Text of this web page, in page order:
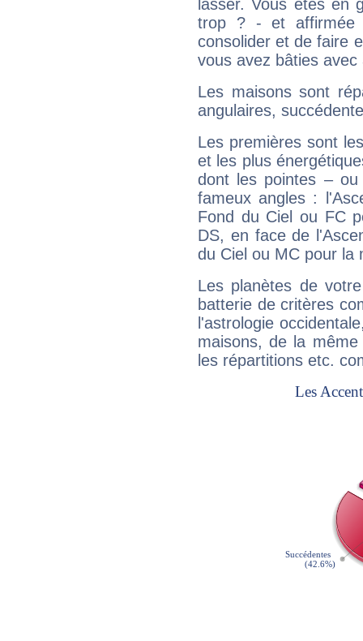
lasser. Vous êtes en
trop ? - et affirmée
consolider et de faire
vous avez bâties avec
Les maisons sont
angulaires,
Les premières sont
et les plus
dont les pointes –
fameux angles :
Fond du Ciel ou FC
DS, en face de
du Ciel ou MC pour la
Les planètes de
batterie de critères
l'astrologie
maisons, de la
les répartitions etc.